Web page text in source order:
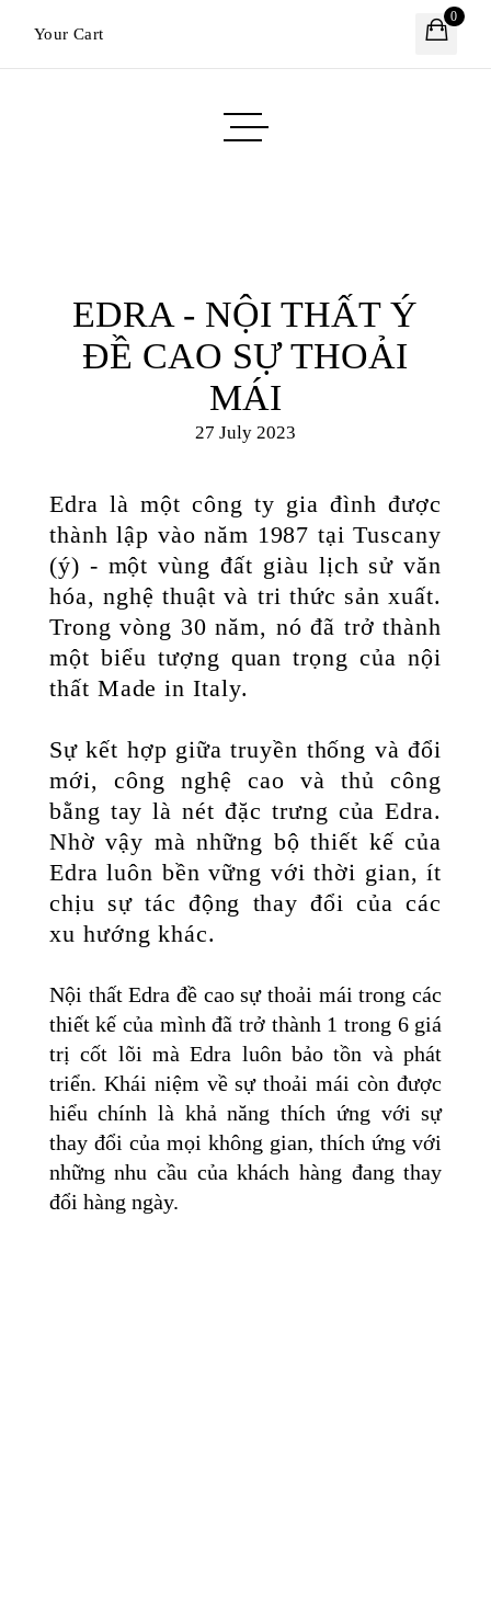
Your Cart
0
EDRA - NỘI THẤT Ý
ĐỀ CAO SỰ THOẢI
MÁI
27 July 2023
Edra là một công ty gia đình được
thành lập vào năm 1987 tại Tuscany
(ý) - một vùng đất giàu lịch sử văn
hóa, nghệ thuật và tri thức sản xuất.
Trong vòng 30 năm, nó đã trở thành
một biểu tượng quan trọng của nội
thất Made in Italy.
Sự kết hợp giữa truyền thống và đổi
mới, công nghệ cao và thủ công
bằng tay là nét đặc trưng của Edra.
Nhờ vậy mà những bộ thiết kế của
Edra luôn bền vững với thời gian, ít
chịu sự tác động thay đổi của các
xu hướng khác.
Nội thất Edra đề cao sự thoải mái trong các
thiết kế của mình đã trở thành 1 trong 6 giá
trị cốt lõi mà Edra luôn bảo tồn và phát
triển. Khái niệm về sự thoải mái còn được
hiểu chính là khả năng thích ứng với sự
thay đổi của mọi không gian, thích ứng với
những nhu cầu của khách hàng đang thay
đổi hàng ngày.